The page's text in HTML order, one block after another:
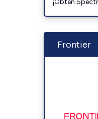
¡Obtén
Frontier